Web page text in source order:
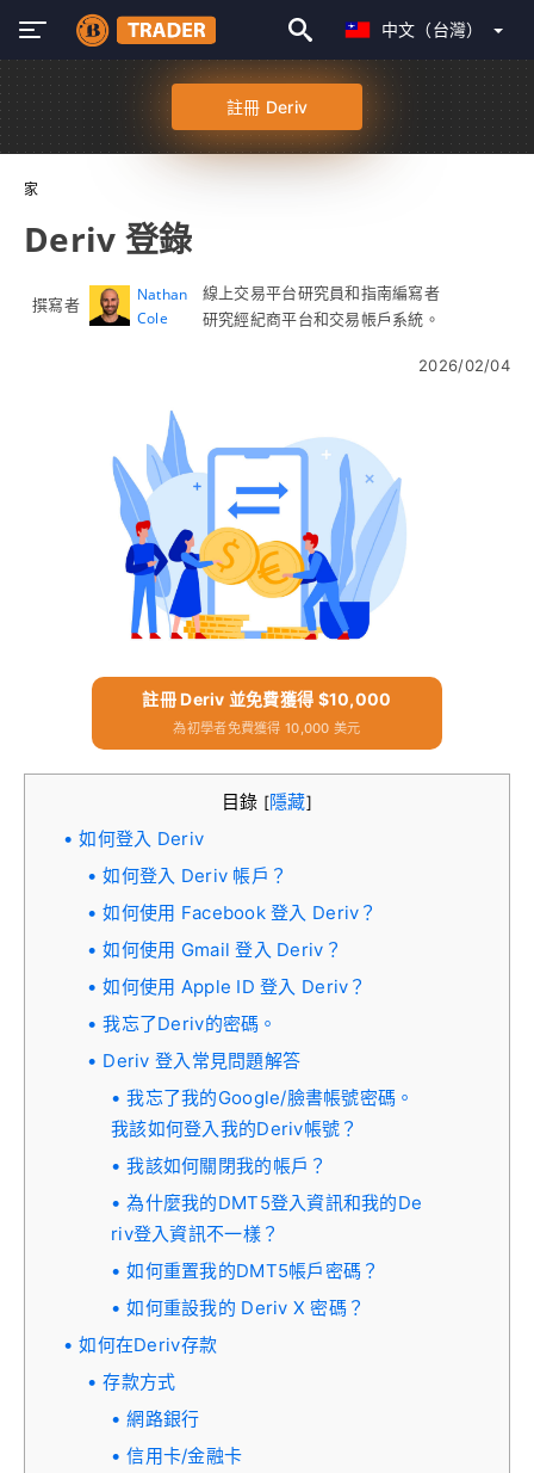
中文（台灣）
註冊 Deriv
家
Deriv 登錄
撰寫者
Nathan
Cole
線上交易平台研究員和指南編寫者
研究經紀商平台和交易帳戶系統。
2026/02/04
註冊 Deriv 並免費獲得 $10,000
為初學者免費獲得 10,000 美元
目錄 [隱藏]
如何登入 Deriv
如何登入 Deriv 帳戶？
如何使用 Facebook 登入 Deriv？
如何使用 Gmail 登入 Deriv？
如何使用 Apple ID 登入 Deriv？
我忘了Deriv的密碼。
Deriv 登入常見問題解答
我忘了我的Google/臉書帳號密碼。
我該如何登入我的Deriv帳號？
我該如何關閉我的帳戶？
為什麼我的DMT5登入資訊和我的De
riv登入資訊不一樣？
如何重置我的DMT5帳戶密碼？
如何重設我的 Deriv X 密碼？
如何在Deriv存款
存款方式
網路銀行
信用卡/金融卡